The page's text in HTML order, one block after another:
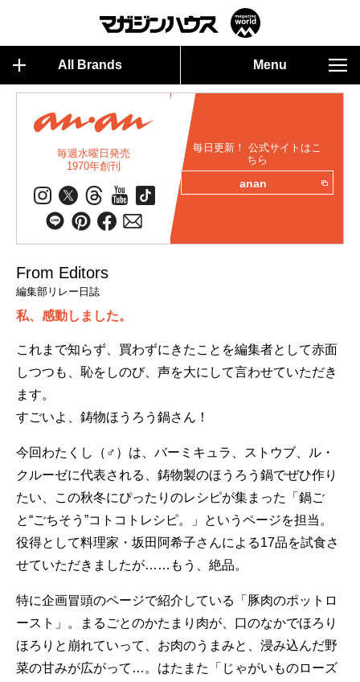
All Brands Menu
毎週水曜日発売
1970年創刊
毎日更新！ 公式サイトはこ
ちら
anan
From Editors
編集部リレー日誌
私、感動しました。
これまで知らず、買わずにきたことを編集者として赤面
しつつも、恥をしのび、声を大にして言わせていただき
ます。
すごいよ、鋳物ほうろう鍋さん！
今回わたくし（♂）は、バーミキュラ、ストウブ、ル・
クルーゼに代表される、鋳物製のほうろう鍋でぜひ作り
たい、この秋冬にぴったりのレシピが集まった「鍋ご
と“ごちそう”コトコトレシピ。」というページを担当。
役得として料理家・坂田阿希子さんによる17品を試食さ
せていただきましたが……もう、絶品。
特に企画冒頭のページで紹介している「豚肉のポットロ
ースト」。まるごとのかたまり肉が、口のなかでほろり
ほろりと崩れていって、お肉のうまみと、浸み込んだ野
菜の甘みが広がって…。はたまた「じゃがいものローズ